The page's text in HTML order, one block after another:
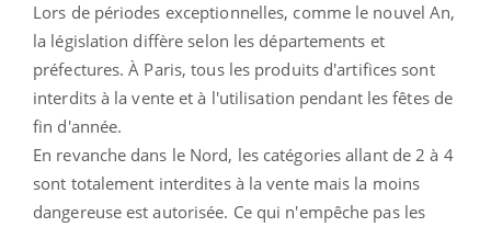
Lors de périodes exceptionnelles, comme le nouvel An,
la législation diffère selon les départements et
préfectures. À Paris, tous les produits d'artifices sont
interdits à la vente et à l'utilisation pendant les fêtes de
fin d'année.
En revanche dans le Nord, les catégories allant de 2 à 4
sont totalement interdites à la vente mais la moins
dangereuse est autorisée. Ce qui n'empêche pas les